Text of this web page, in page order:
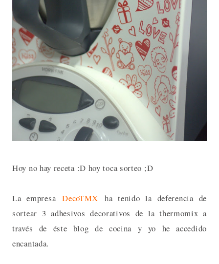
Hoy no hay receta :D hoy toca sorteo ;D
La empresaDecoTMX ha tenido la deferencia de
sortear 3 adhesivos decorativos de la thermomix a
través de éste blog de cocina y yo he accedido
encantada.